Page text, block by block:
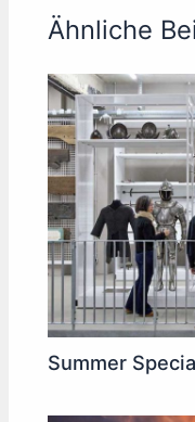
Ähnliche
Summer